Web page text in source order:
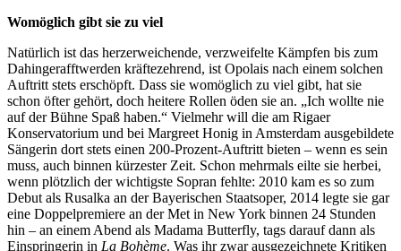
Womöglich gibt sie zu viel
Natürlich ist das herzerweichende, verzweifelte Kämpfen bis zum
Dahingerafftwerden kräftezehrend, ist Opolais nach einem solchen
Auftritt stets erschöpft. Dass sie womöglich zu viel gibt, hat sie
schon öfter gehört, doch heitere Rollen öden sie an. „Ich wollte nie
auf der Bühne Spaß haben.“ Vielmehr will die am Rigaer
Konservatorium und bei Margreet Honig in Amsterdam ausgebildete
Sängerin dort stets einen 200-Prozent-Auftritt bieten – wenn es sein
muss, auch binnen kürzester Zeit. Schon mehrmals eilte sie herbei,
wenn plötzlich der wichtigste Sopran fehlte: 2010 kam es so zum
Debut als Rusalka an der Bayerischen Staatsoper, 2014 legte sie gar
eine Doppelpremiere an der Met in New York binnen 24 Stunden
hin – an einem Abend als Madama Butterfly, tags darauf dann als
Einspringerin in La Bohème. Was ihr zwar ausgezeichnete Kritiken